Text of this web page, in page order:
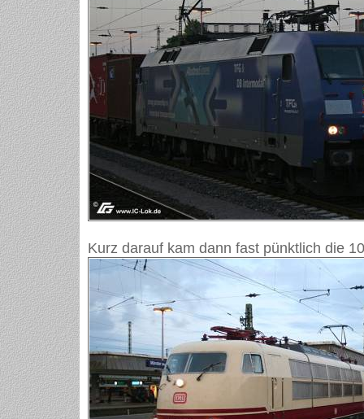
Kurz darauf kam dann fast pünktlich die